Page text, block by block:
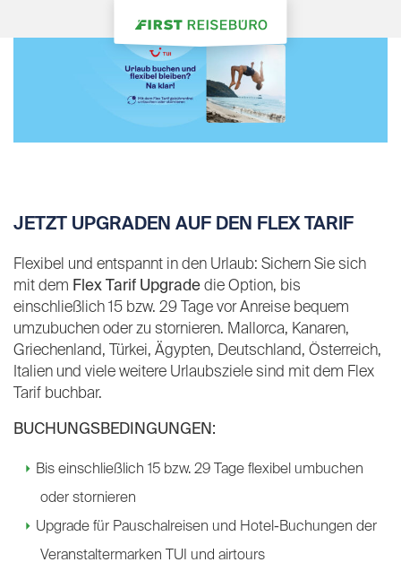
JETZT UPGRADEN AUF DEN FLEX TARIF
Flexibel und entspannt in den Urlaub: Sichern Sie sich
mit dem Flex Tarif Upgrade die Option, bis
einschließlich 15 bzw. 29 Tage vor Anreise bequem
umzubuchen oder zu stornieren. Mallorca, Kanaren,
Griechenland, Türkei, Ägypten, Deutschland, Österreich,
Italien und viele weitere Urlaubsziele sind mit dem Flex
Tarif buchbar.
BUCHUNGSBEDINGUNGEN:
Bis einschließlich 15 bzw. 29 Tage flexibel umbuchen
oder stornieren
Upgrade für Pauschalreisen und Hotel-Buchungen der
Veranstaltermarken TUI und airtours